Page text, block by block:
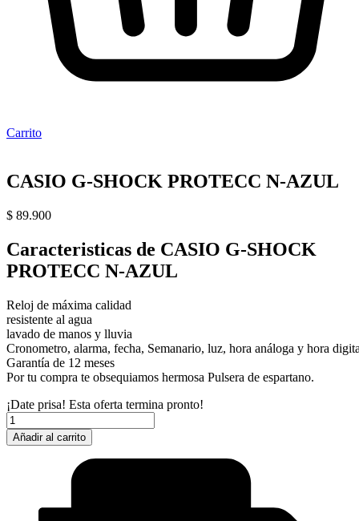
Carrito
CASIO G-SHOCK PROTECC N-AZUL
$ 89.900
Caracteristicas de CASIO G-SHOCK
PROTECC N-AZUL
Reloj de máxima calidad
resistente al agua
lavado de manos y lluvia
Cronometro, alarma, fecha, Semanario, luz, hora análoga y hora
Garantía de 12 meses
Por tu compra te obsequiamos hermosa Pulsera de espartano.
¡Date prisa! Esta oferta termina pronto!
CASIO
G-
SHOCK
cantidad
Añadir al carrito